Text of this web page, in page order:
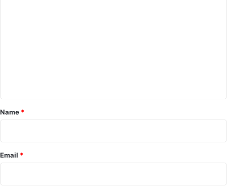
*
Name *
Email *